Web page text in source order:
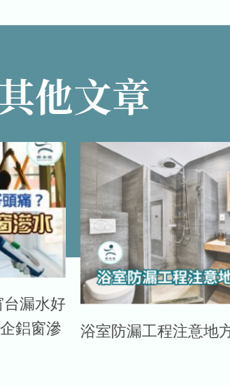
他文章
台漏水好
鋁窗滲
浴室防漏工程注意地